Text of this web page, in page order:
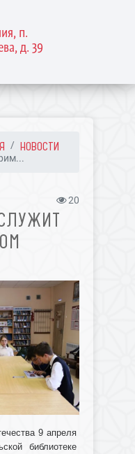
п.
д. 39
НОВОСТИ
20
9 апреля
библиотеке